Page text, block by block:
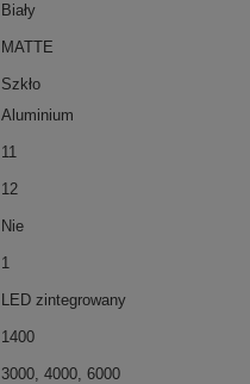
Biały
MATTE
Szkło
Aluminium
11
12
Nie
1
LED zintegrowany
1400
3000, 4000, 6000